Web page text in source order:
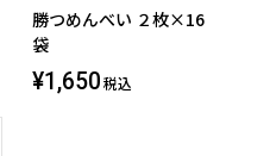
勝つめんべい ２枚×16
袋
¥1,650 税込